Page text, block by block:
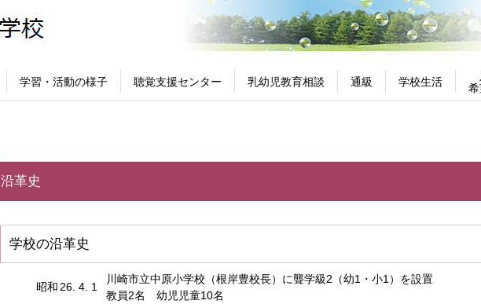
学習・活動の様子 聴覚支援センター 乳幼児教育相談 通級 学校生活
沿革史
学校の沿革史
昭和 26. 4. 1
川崎市立中原小学校（根岸豊校長）に聾学級2（幼1・小1）を設置
教員2名 幼児児童10名